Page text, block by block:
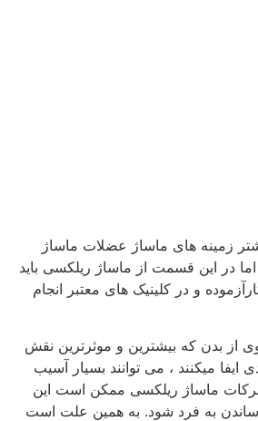
های ماساژ عضلات ماساژ
در این قسمت از ماساژ ریلکسی باید
و در کلینیک های معتبر انجام
بدن که بیشترین و موثرترین نقش
میکنند ، می توانند بسیار آسیب
ماساژ ریلکسی ممکن است این
به فرد شود. به همین علت است